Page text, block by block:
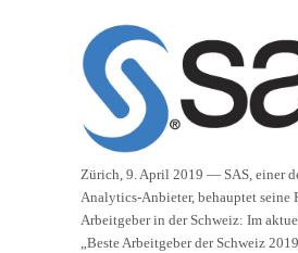
Zürich, 9. April 2019 — SAS, einer
Analytics-Anbieter, behauptet seine
Arbeitgeber in der Schweiz: Im
„Beste Arbeitgeber der Schweiz